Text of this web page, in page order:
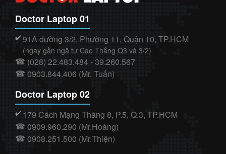
Doctor Laptop 01
✔️ 91A đường 3/2, Phường 11, Quận 10, TP.HCM
(ngay gần ngã tư Cao Thắng Q3 và 3/2)
☎ (028) 22.483.484 - 39.260.567
☎ 0903.844.406 (Mr. Tuấn)
Doctor Laptop 02
✔️ 179 Cách Mạng Tháng 8, P.5, Q.3, TP.HCM
☎ 0909.960.290 (Mr.Hoàng)
☎ 0908.251.500 (Mr.Thiện)